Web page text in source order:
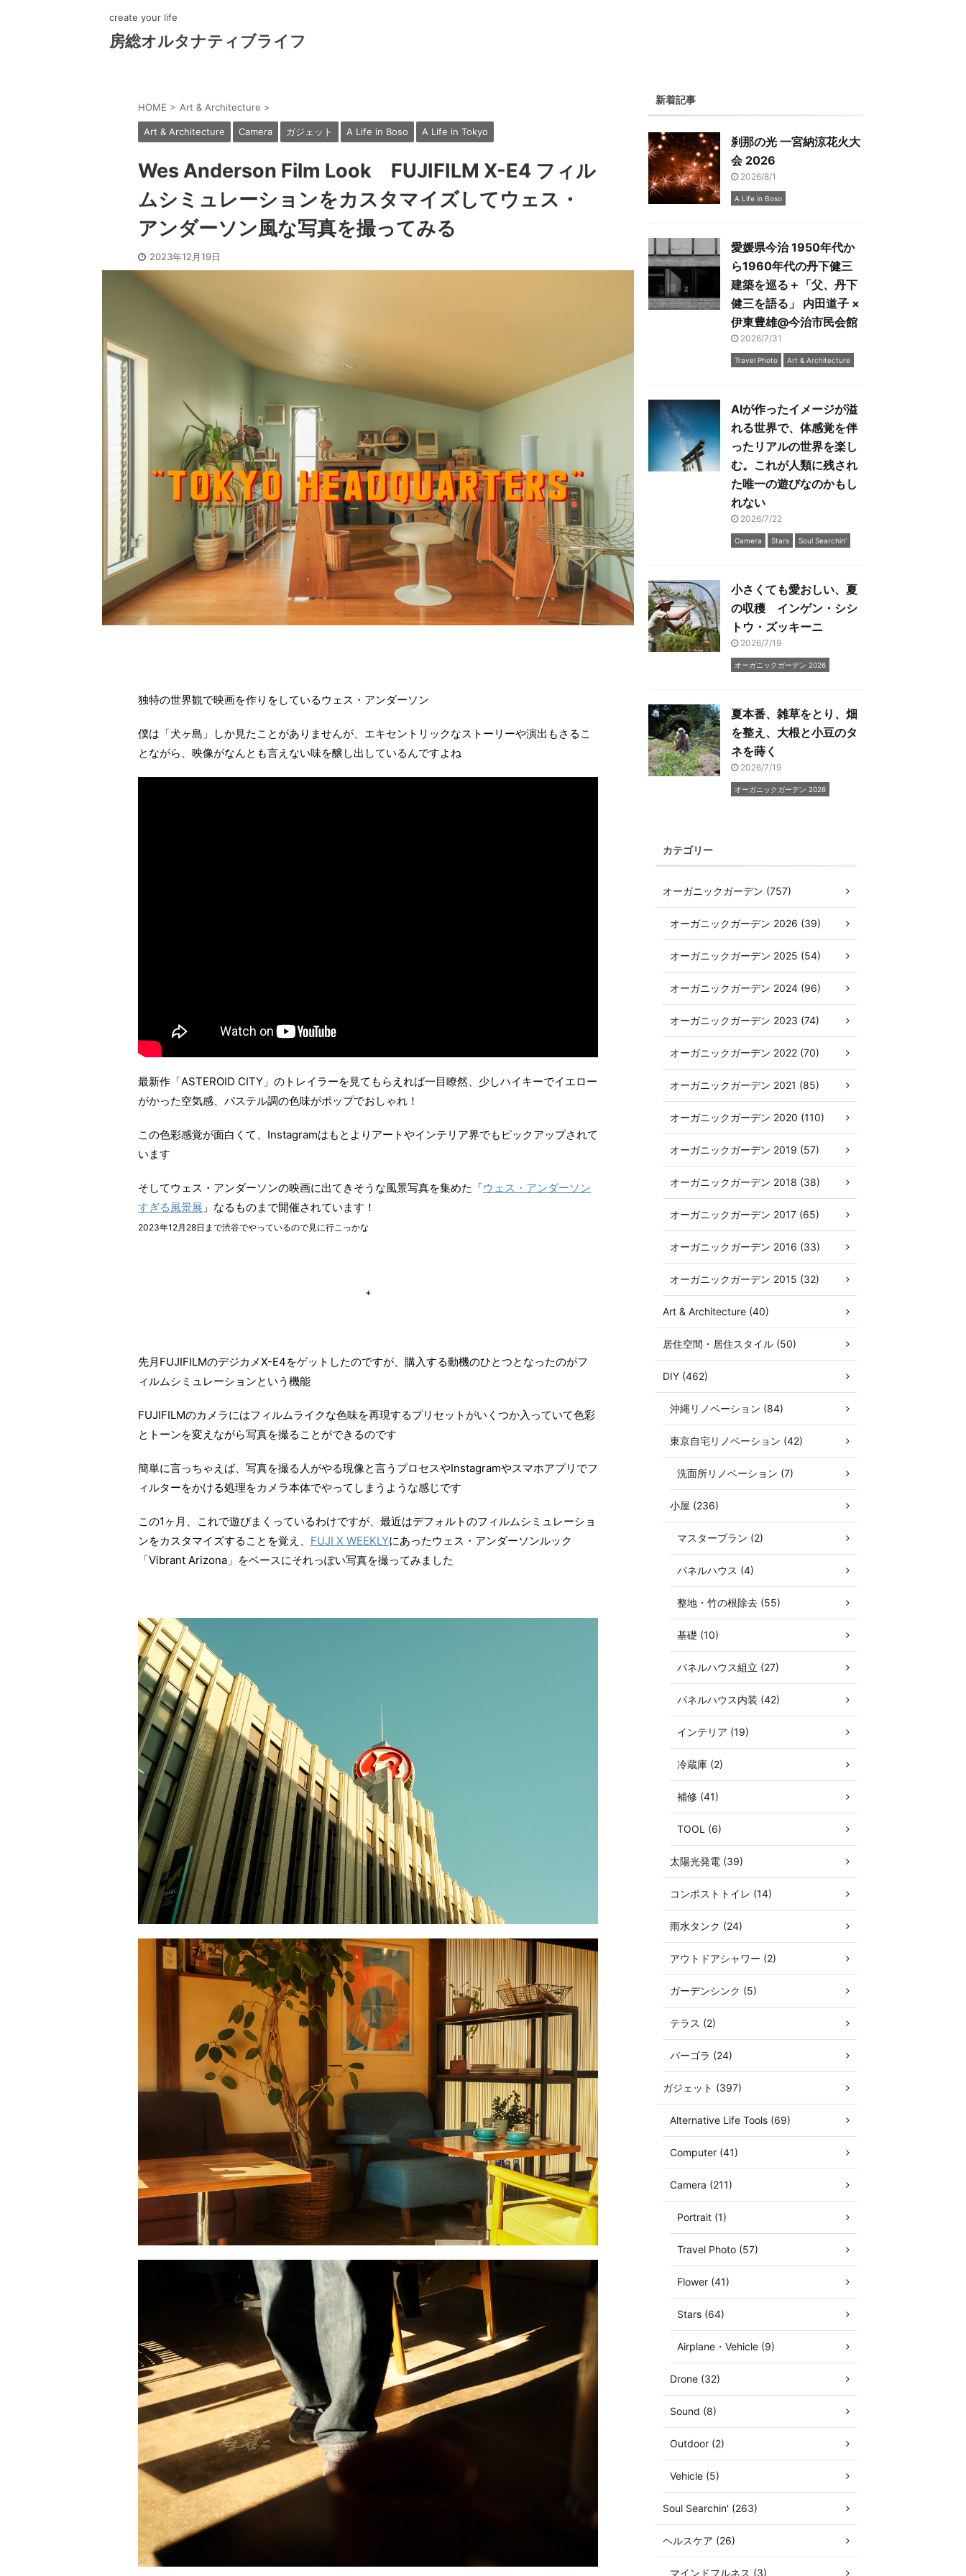
create your life
房総オルタナティブライフ
HOME > Art & Architecture >
Art & Architecture Camera ガジェット A Life in Boso A Life in Tokyo
Wes Anderson Film Look FUJIFILM X-E4 フィル
ムシミュレーションをカスタマイズしてウェス・
アンダーソン風な写真を撮ってみる
2023年12月19日
独特の世界観で映画を作りをしているウェス・アンダーソン
僕は「犬ヶ島」しか見たことがありませんが、エキセントリックなストーリーや演出もさるこ
とながら、映像がなんとも言えない味を醸し出しているんですよね
最新作「ASTEROID CITY」のトレイラーを見てもらえれば一目瞭然、少しハイキーでイエロー
がかった空気感、パステル調の色味がポップでおしゃれ！
この色彩感覚が面白くて、Instagramはもとよりアートやインテリア界でもピックアップされて
います
そしてウェス・アンダーソンの映画に出てきそうな風景写真を集めた「ウェス・アンダーソン
すぎる風景展 」なるものまで開催されています！
2023年12月28日まで渋谷でやっているので見に行こっかな
＊
先月FUJIFILMのデジカメX-E4をゲットしたのですが、購入する動機のひとつとなったのがフ
ィルムシミュレーションという機能
FUJIFILMのカメラにはフィルムライクな色味を再現するプリセットがいくつか入っていて色彩
とトーンを変えながら写真を撮ることができるのです
簡単に言っちゃえば、写真を撮る人がやる現像と言うプロセスやInstagramやスマホアプリでフ
ィルターをかける処理をカメラ本体でやってしまうような感じです
この1ヶ月、これで遊びまくっているわけですが、最近はデフォルトのフィルムシミュレーショ
ンをカスタマイズすることを覚え、 FUJI X WEEKLYにあったウェス・アンダーソンルック
「Vibrant Arizona」をベースにそれっぽい写真を撮ってみました
新着記事
刹那の光 一宮納涼花火大
会 2026
2026/8/1
A Life in Boso
愛媛県今治 1950年代か
ら1960年代の丹下健三
建築を巡る＋「父、丹下
健三を語る」 内田道子 ×
伊東豊雄@今治市民会館
2026/7/31
Travel Photo Art & Architecture
AIが作ったイメージが溢
れる世界で、体感覚を伴
ったリアルの世界を楽し
む。これが人類に残され
た唯一の遊びなのかもし
れない
2026/7/22
Camera Stars Soul Searchin'
小さくても愛おしい、夏
の収穫 インゲン・シシ
トウ・ズッキーニ
2026/7/19
オーガニックガーデン 2026
夏本番、雑草をとり、畑
を整え、大根と小豆のタ
ネを蒔く
2026/7/19
オーガニックガーデン 2026
カテゴリー
オーガニックガーデン (757)
オーガニックガーデン 2026 (39)
オーガニックガーデン 2025 (54)
オーガニックガーデン 2024 (96)
オーガニックガーデン 2023 (74)
オーガニックガーデン 2022 (70)
オーガニックガーデン 2021 (85)
オーガニックガーデン 2020 (110)
オーガニックガーデン 2019 (57)
オーガニックガーデン 2018 (38)
オーガニックガーデン 2017 (65)
オーガニックガーデン 2016 (33)
オーガニックガーデン 2015 (32)
Art & Architecture (40)
居住空間・居住スタイル (50)
DIY (462)
沖縄リノベーション (84)
東京自宅リノベーション (42)
洗面所リノベーション (7)
小屋 (236)
マスタープラン (2)
パネルハウス (4)
整地・竹の根除去 (55)
基礎 (10)
パネルハウス組立 (27)
パネルハウス内装 (42)
インテリア (19)
冷蔵庫 (2)
補修 (41)
TOOL (6)
太陽光発電 (39)
コンポストトイレ (14)
雨水タンク (24)
アウトドアシャワー (2)
ガーデンシンク (5)
テラス (2)
パーゴラ (24)
ガジェット (397)
Alternative Life Tools (69)
Computer (41)
Camera (211)
Portrait (1)
Travel Photo (57)
Flower (41)
Stars (64)
Airplane・Vehicle (9)
Drone (32)
Sound (8)
Outdoor (2)
Vehicle (5)
Soul Searchin' (263)
ヘルスケア (26)
マインドフルネス (3)